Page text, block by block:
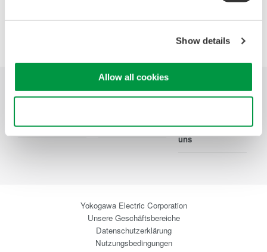
Show details
Allow all cookies
Branchen Produkte Bibliothek
Blog Support
Ihr Kontakt zu
uns
Yokogawa Electric Corporation
Unsere Geschäftsbereiche
Datenschutzerklärung
Nutzungsbedingungen